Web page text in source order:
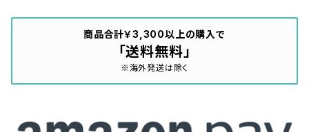
商品合計￥3,300以上の購入で
「送料無料」
※海外発送は除く